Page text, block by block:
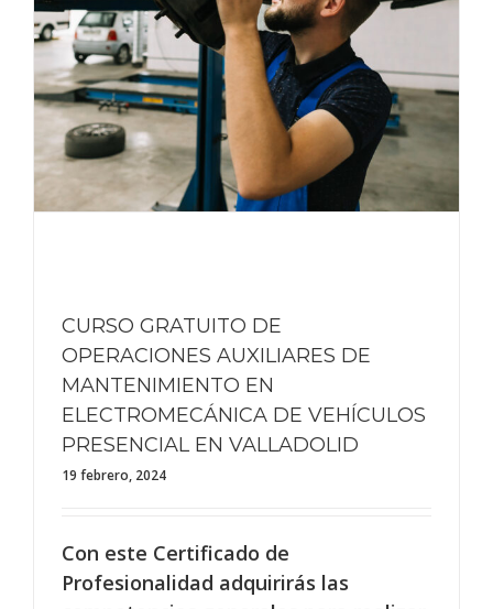
CURSO GRATUITO DE
OPERACIONES AUXILIARES DE
MANTENIMIENTO EN
ELECTROMECÁNICA DE VEHÍCULOS
PRESENCIAL EN VALLADOLID
19 febrero, 2024
Con este Certificado de
Profesionalidad adquirirás las